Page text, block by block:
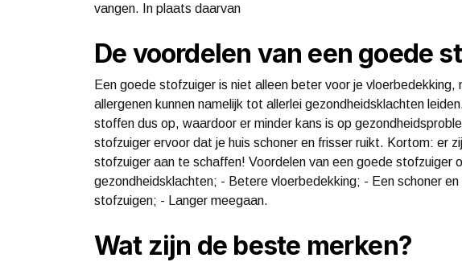
vangen. In plaats daarvan
De voordelen van een goede
Een goede stofzuiger is niet alleen beter voor je
allergenen kunnen namelijk tot allerlei gezondheidsklachten
stoffen dus op, waardoor er minder kans is op
stofzuiger ervoor dat je huis schoner en frisser ruikt. Kortom: er
stofzuiger aan te schaffen! Voordelen van een goede stofzuiger
gezondheidsklachten; - Betere vloerbedekking; - Een schoner
stofzuigen; - Langer meegaan.
Wat zijn de beste merken?